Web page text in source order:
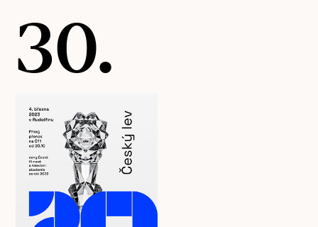
30.